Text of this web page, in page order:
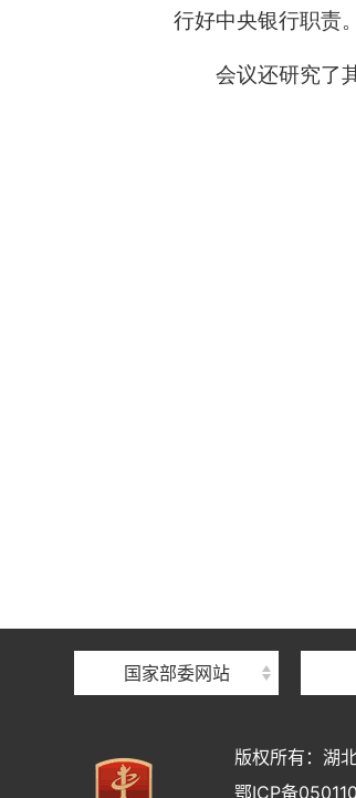
行好中央银行职责。
会议还研究了
国家部委网站
版权所有：湖
鄂ICP备